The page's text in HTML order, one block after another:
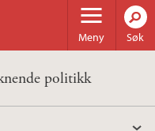
Meny Søk
politikk